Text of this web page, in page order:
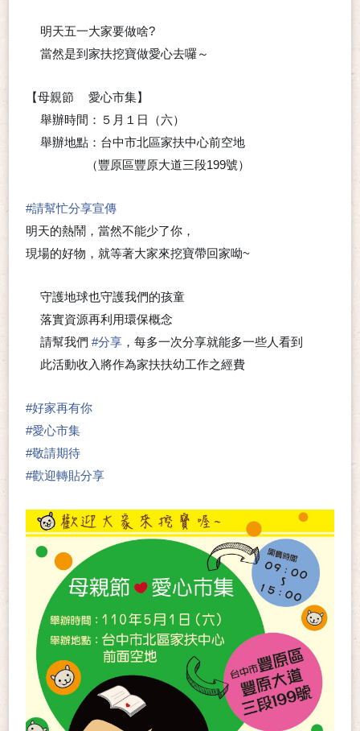
明天五一大家要做啥?
當然是到家扶挖寶做愛心去囉～
【母親節
愛心市集】
舉辦時間：５月１日（六）
舉辦地點：台中市北區家扶中心前空地
（豐原區豐原大道三段199號）
#請幫忙分享宣傳
明天的熱鬧，當然不能少了你，
現場的好物，就等著大家來挖寶帶回家呦~
守護地球也守護我們的孩童
落實資源再利用環保概念
請幫我們 #分享 ，每多一次分享就能多一些人看到
此活動收入將作為家扶扶幼工作之經費
#好家再有你
#愛心市集
#敬請期待
#歡迎轉貼分享